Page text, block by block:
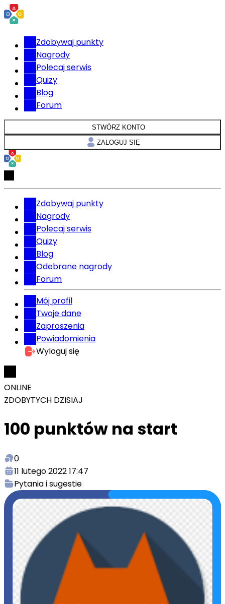
Zdobywaj punkty
Nagrody
Polecaj serwis
Quizy
Blog
Forum
STWÓRZ KONTO
ZALOGUJ SIĘ
Zdobywaj punkty
Nagrody
Polecaj serwis
Quizy
Blog
Odebrane nagrody
Forum
Mój profil
Twoje dane
Zaproszenia
Powiadomienia
Wyloguj się
ONLINE
ZDOBYTYCH DZISIAJ
100 punktów na start
0
11 lutego 2022 17:47
Pytania i sugestie